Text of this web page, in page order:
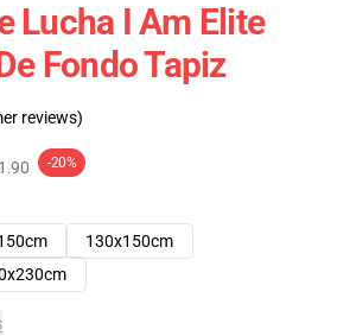
Lucha I Am Elite
Fondo Tapiz
reviews)
-20%
130x150cm